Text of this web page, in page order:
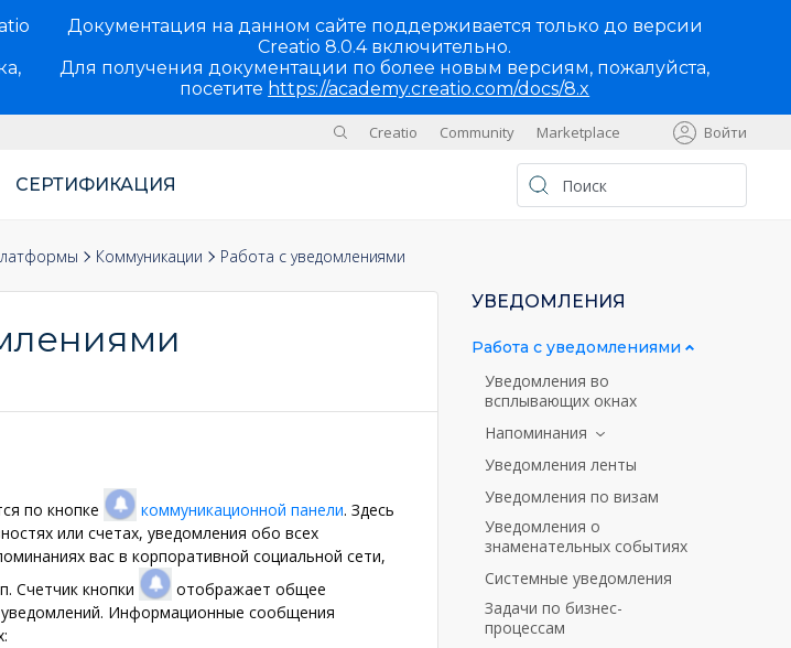
Документация на данном сайте поддерживается только до версии
Creatio 8.0.4 включительно.
Для получения документации по более новым версиям, пожалуйста,
посетите https://academy.creatio.com/docs/8.x
Creatio Community Marketplace Войти
СЕРТИФИКАЦИЯ
Коммуникации Работа с уведомлениями
по кнопке коммуникационной панели. Здесь
или счетах, уведомления обо всех
вас в корпоративной социальной сети,
Счетчик кнопки
отображает общее
Информационные сообщения
УВЕДОМЛЕНИЯ
Работа с уведомлениями
Уведомления во
всплывающих окнах
Напоминания
Уведомления ленты
Уведомления по визам
Уведомления о
знаменательных событиях
Системные уведомления
Задачи по бизнес-
процессам